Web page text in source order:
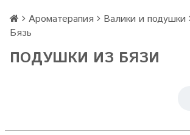
Ароматерапия Валики и подушки
Бязь
ПОДУШКИ ИЗ БЯЗИ